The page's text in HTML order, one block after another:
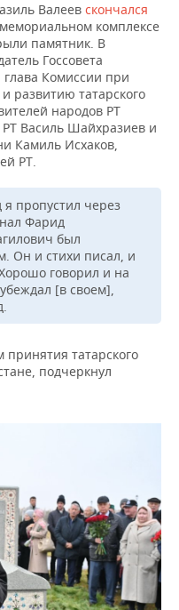
Валеев скончался
комплексе
памятник. В
Госсовета
Комиссии при
развитию татарского
народов РТ
Василь Шайхразиев и
Камиль Исхаков,
РТ.
пропустил через
Фарид
был
Он и стихи писал, и
говорил и на
[в своем],
татарского
подчеркнул